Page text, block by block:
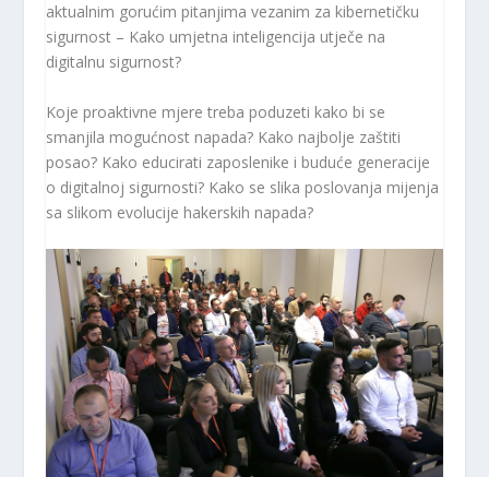
aktualnim gorućim pitanjima vezanim za kibernetičku
sigurnost – Kako umjetna inteligencija utječe na
digitalnu sigurnost?
Koje proaktivne mjere treba poduzeti kako bi se
smanjila mogućnost napada? Kako najbolje zaštiti
posao? Kako educirati zaposlenike i buduće generacije
o digitalnoj sigurnosti? Kako se slika poslovanja mijenja
sa slikom evolucije hakerskih napada?